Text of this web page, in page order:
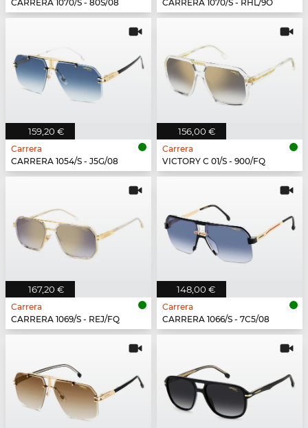
CARRERA 1070/S - 80S/08
CARRERA 1070/S - RHL/9O
159,20 €
Carrera
CARRERA 1054/S - J5G/08
156,00 €
Carrera
VICTORY C 01/S - 900/FQ
167,20 €
Carrera
CARRERA 1069/S - REJ/FQ
148,00 €
Carrera
CARRERA 1066/S - 7C5/08